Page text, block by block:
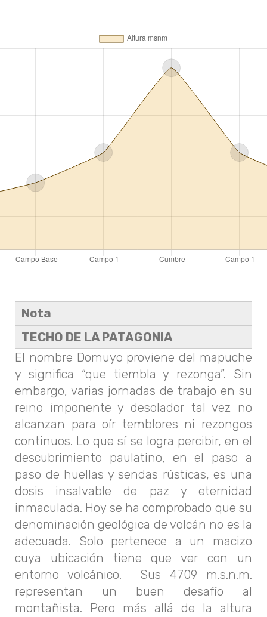
Nota
TECHO DE LA PATAGONIA
El nombre Domuyo proviene del mapuche
y significa “que tiembla y rezonga”. Sin
embargo, varias jornadas de trabajo en su
reino imponente y desolador tal vez no
alcanzan para oír temblores ni rezongos
continuos. Lo que sí se logra percibir, en el
descubrimiento paulatino, en el paso a
paso de huellas y sendas rústicas, es una
dosis insalvable de paz y eternidad
inmaculada. Hoy se ha comprobado que su
denominación geológica de volcán no es la
adecuada. Solo pertenece a un macizo
cuya ubicación tiene que ver con un
entorno volcánico. Sus 4709 m.s.n.m.
representan un buen desafío al
montañista. Pero más allá de la altura